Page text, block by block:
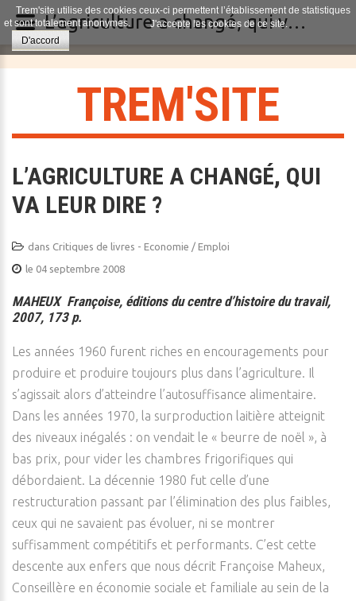
TREM'SITE
L’AGRICULTURE A CHANGÉ, QUI
VA LEUR DIRE ?
dans Critiques de livres - Economie / Emploi
le 04 septembre 2008
MAHEUX Françoise, éditions du centre d’histoire du travail,
2007, 173 p.
Les années 1960 furent riches en encouragements pour
produire et produire toujours plus dans l’agriculture. Il
s’agissait alors d’atteindre l’autosuffisance alimentaire.
Dans les années 1970, la surproduction laitière atteignit
des niveaux inégalés : on vendait le « beurre de noël », à
bas prix, pour vider les chambres frigorifiques qui
débordaient. La décennie 1980 fut celle d’une
restructuration passant par l’élimination des plus faibles,
ceux qui ne savaient pas évoluer, ni se montrer
suffisamment compétitifs et performants. C’est cette
descente aux enfers que nous décrit Françoise Maheux,
Conseillère en économie sociale et familiale au sein de la
Trem'site utilise des cookies ceux-ci permettent l’établissement de statistiques
et sont totalement anonymes.
J'accepte les cookies de ce site.
D'accord
L’agriculture a changé, qui va leur dire ?